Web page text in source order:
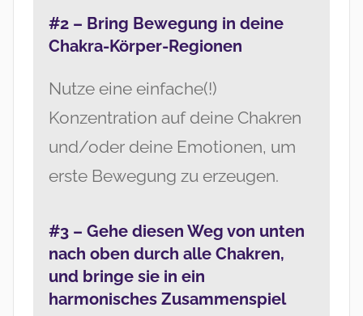
#2 – Bring Bewegung in deine
Chakra-Körper-Regionen
Nutze eine einfache(!)
Konzentration auf deine Chakren
und/oder deine Emotionen, um
erste Bewegung zu erzeugen.
#3 – Gehe diesen Weg von unten
nach oben durch alle Chakren,
und bringe sie in ein
harmonisches Zusammenspiel